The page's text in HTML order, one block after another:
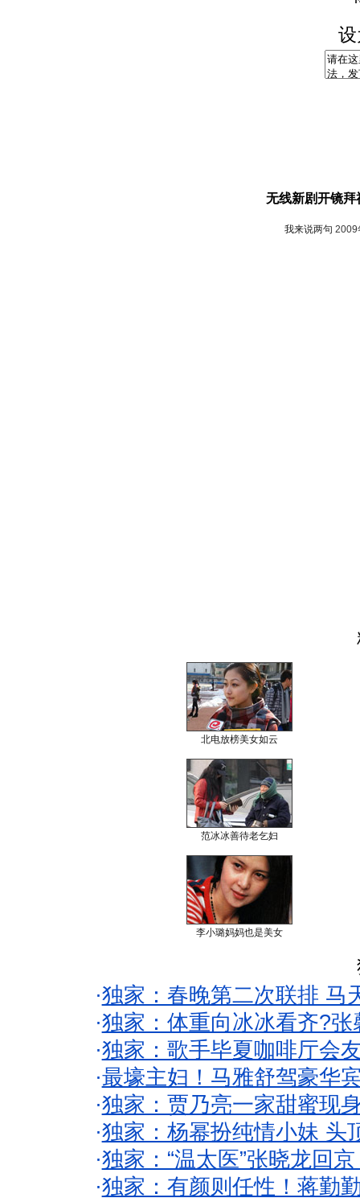
无线新剧开镜拜
我来说两句 2009
北电放榜美女如云
范冰冰善待老乞妇
李小璐妈妈也是美女
·独家：春晚第二次联排 马
·独家：体重向冰冰看齐?
·独家：歌手毕夏咖啡厅会
·最壕主妇！马雅舒驾豪华
·独家：贾乃亮一家甜蜜现
·独家：杨幂扮纯情小妹 头
·独家：“温太医”张晓龙回
·独家：有颜则任性！蒋勤